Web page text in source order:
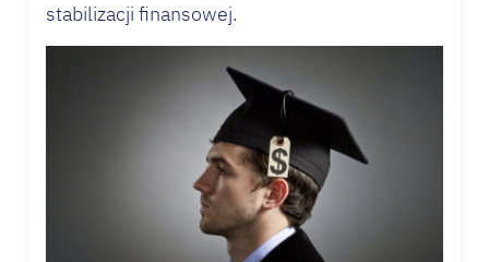
stabilizacji finansowej.